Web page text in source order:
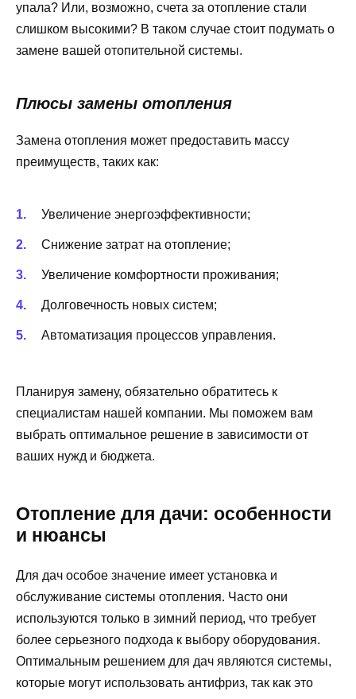
упала? Или, возможно, счета за отопление стали
слишком высокими? В таком случае стоит подумать о
замене вашей отопительной системы.
Плюсы замены отопления
Замена отопления может предоставить массу
преимуществ, таких как:
Увеличение энергоэффективности;
Снижение затрат на отопление;
Увеличение комфортности проживания;
Долговечность новых систем;
Автоматизация процессов управления.
Планируя замену, обязательно обратитесь к
специалистам нашей компании. Мы поможем вам
выбрать оптимальное решение в зависимости от
ваших нужд и бюджета.
Отопление для дачи: особенности
и нюансы
Для дач особое значение имеет установка и
обслуживание системы отопления. Часто они
используются только в зимний период, что требует
более серьезного подхода к выбору оборудования.
Оптимальным решением для дач являются системы,
которые могут использовать антифриз, так как это